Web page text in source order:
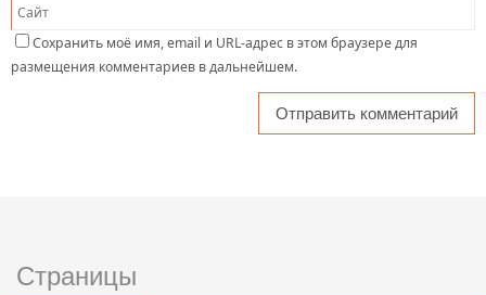
Сохранить моё имя, email и URL-адрес в этом браузере для
размещения комментариев в дальнейшем.
Страницы